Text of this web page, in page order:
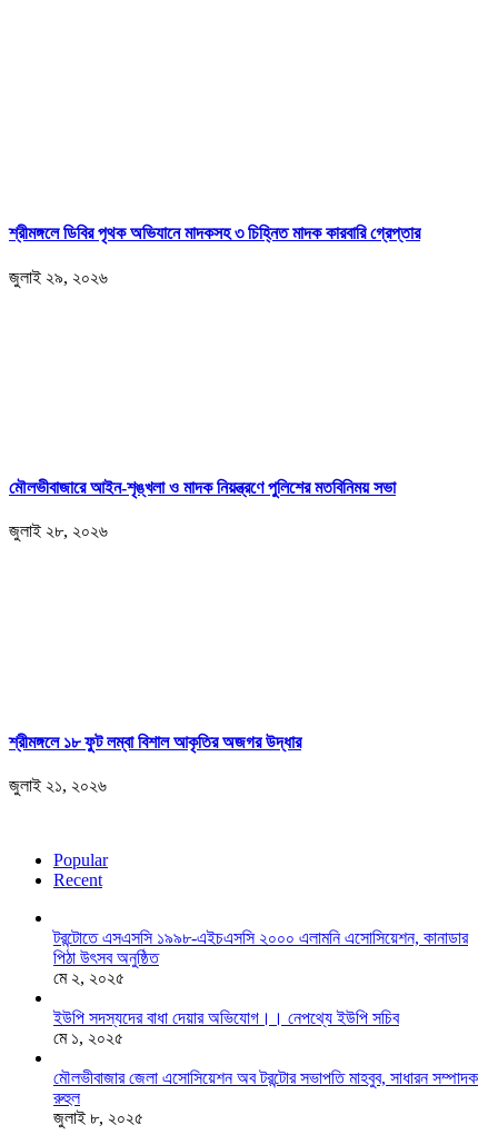
শ্রীমঙ্গলে ডিবির পৃথক অভিযানে মাদকসহ ৩ চিহ্নিত মাদক কারবারি গ্রেপ্তার
জুলাই ২৯, ২০২৬
মৌলভীবাজারে আইন-শৃঙ্খলা ও মাদক নিয়ন্ত্রণে পুলিশের মতবিনিময় সভা
জুলাই ২৮, ২০২৬
শ্রীমঙ্গলে ১৮ ফুট লম্বা বিশাল আকৃতির অজগর উদ্ধার
জুলাই ২১, ২০২৬
Popular
Recent
টরন্টোতে এসএসসি ১৯৯৮-এইচএসসি ২০০০ এলামনি এসোসিয়েশন, কানাডার
পিঠা উৎসব অনুষ্ঠিত
মে ২, ২০২৫
ইউপি সদস্যদের বাধা দেয়ার অভিযোগ।। নেপথ্যে ইউপি সচিব
মে ১, ২০২৫
মৌলভীবাজার জেলা এসোসিয়েশন অব টরন্টোর সভাপতি মাহবুব, সাধারন সম্পাদক
রুহুল
জুলাই ৮, ২০২৫